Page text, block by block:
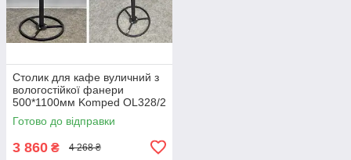
Столик для кафе вуличний з
вологостійкої фанери
500*1100мм Komped OL328/2
Готово до відправки
3 860 ₴ 4 268 ₴